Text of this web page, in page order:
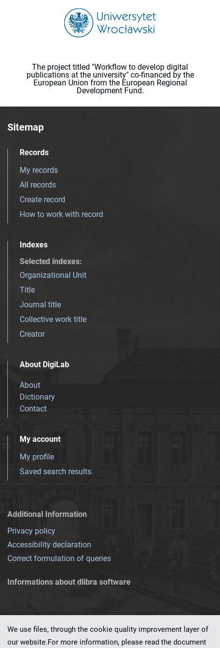
The project titled "Workflow to develop digital
publications at the university" co-financed by the
European Union from the European Regional
Development Fund.
Sitemap
Records
My records
All records
Create record
How to work with record
Indexes
Selected indexes:
Organizational Unit
Title
Journal title
Collective work title
Creator
About DigiLab
About
Dictionary
Contact
My account
My profile
Saved search results
Additional Information
Privacy policy
Accessibility declaration
Correct formulation of queries
Informations about dlibra software
We use files, through the cookie quality improvement layer of
our website.For more information, please read the document